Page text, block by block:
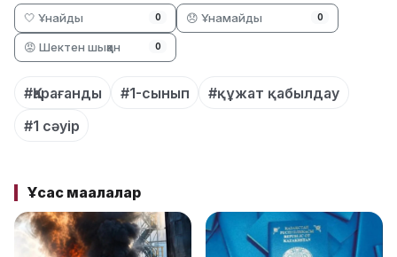
🤍 Ұнайды 0 😞 Ұнамайды 0
😡 Шектен шыққан 0
#Қарағанды #1-сынып
#құжат қабылдау
#1 сәуір
Ұқсас мақалалар